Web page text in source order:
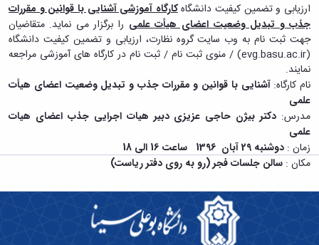
برنامه
راهبردی
دانشگاه
نقشه
دانشگاه
سازمان
دانشگاه
معاونت
مدیریت
و
معاونت
دانشجویان
فارغ
التحصیلان
دانشکده‌ها
پردیس
اصلی
مهندسی
کشاورزی
شیمی
علوم
نفت
ارتباط
با ما
روابط
بین
الملل
(قدم
الآن)
Apply
ارزیابی و تضمین کیفیت دانشگاهکارگاه آموزشی آشنایی با قوانین و مقررات
جذب و تبدیل وضعیت اعضای هیأت علمی را برگزار می نماید. متقاضیان
جهت ثبت نام به وب سایت گروه نظارت، ارزیابی و تضمین کیفیت دانشگاه
(
evg.basu.ac.ir) / منوی ثبت نام / ثبت نام در کارگاه های آموزشی مراجعه
نمایند.
نام کارگاه:آشنایی با قوانین و مقررات جذب و تبدیل وضعیت اعضای هیأت
علمی
مدرس: دکتر بیژن حاجی عزیزی دبیر هیات اجرایی جذب اعضای هیات
علمی
زمان : دوشنبه 29 آبان 1396 ساعت 16 الی 18
مکان : سالن جلسات فجر (رو به روی دفتر ریاست)